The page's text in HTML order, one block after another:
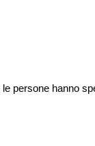
persone hanno